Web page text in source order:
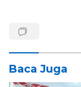
Baca Juga